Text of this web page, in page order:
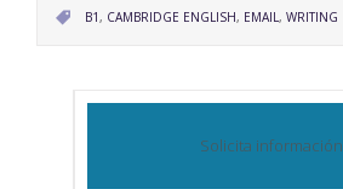
 CATEGORY
B1 , CAMBRIDGE ENGLISH, EMAIL , WRITING
Solicita información